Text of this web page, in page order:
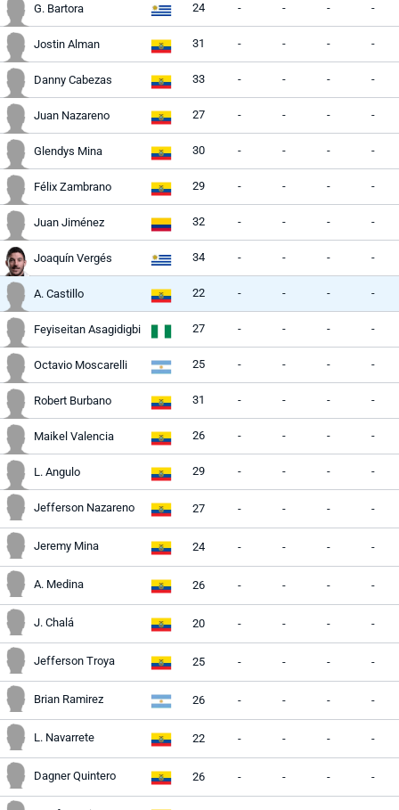
G. Bartora 24 - - - -
Jostin Alman 31 - - - -
Danny Cabezas 33 - - - -
Juan Nazareno 27 - - - -
Glendys Mina 30 - - - -
Félix Zambrano 29 - - - -
Juan Jiménez 32 - - - -
Joaquín Vergés 34 - - - -
A. Castillo 22 - - - -
Feyiseitan Asagidigbi 27 - - - -
Octavio Moscarelli 25 - - - -
Robert Burbano 31 - - - -
Maikel Valencia 26 - - - -
L. Angulo 29 - - - -
Jefferson Nazareno 27 - - - -
Jeremy Mina 24 - - - -
A. Medina 26 - - - -
J. Chalá 20 - - - -
Jefferson Troya 25 - - - -
Brian Ramirez 26 - - - -
L. Navarrete 22 - - - -
Dagner Quintero 26 - - - -